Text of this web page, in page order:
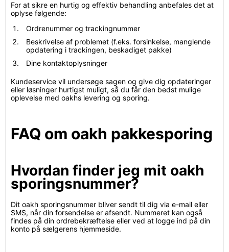
For at sikre en hurtig og effektiv behandling anbefales det at
oplyse følgende:
Ordrenummer og trackingnummer
Beskrivelse af problemet (f.eks. forsinkelse, manglende
opdatering i trackingen, beskadiget pakke)
Dine kontaktoplysninger
Kundeservice vil undersøge sagen og give dig opdateringer
eller løsninger hurtigst muligt, så du får den bedst mulige
oplevelse med oakhs levering og sporing.
FAQ om oakh pakkesporing
Hvordan finder jeg mit oakh
sporingsnummer?
Dit oakh sporingsnummer bliver sendt til dig via e-mail eller
SMS, når din forsendelse er afsendt. Nummeret kan også
findes på din ordrebekræftelse eller ved at logge ind på din
konto på sælgerens hjemmeside.